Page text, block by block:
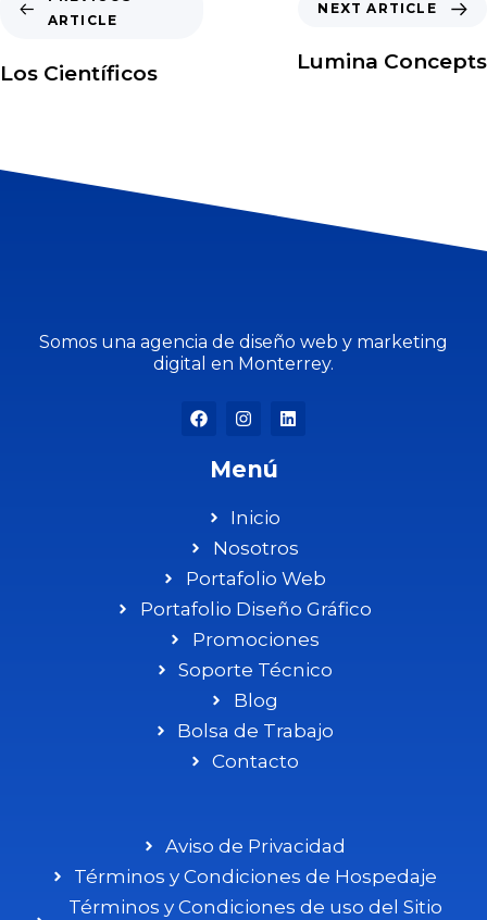
ARTICLE
Los Científicos
NEXT ARTICLE
Lumina Concepts
Somos una agencia de diseño web y marketing
digital en Monterrey.
Menú
Inicio
Nosotros
Portafolio Web
Portafolio Diseño Gráfico
Promociones
Soporte Técnico
Blog
Bolsa de Trabajo
Contacto
Aviso de Privacidad
Términos y Condiciones de Hospedaje
Términos y Condiciones de uso del Sitio